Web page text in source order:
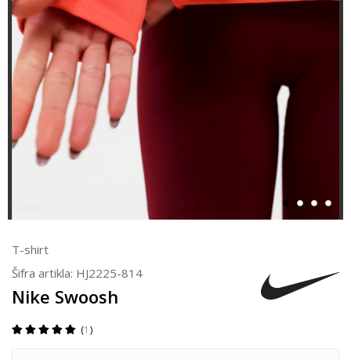
T-shirt
Šifra artikla: HJ2225-814
Nike Swoosh
1